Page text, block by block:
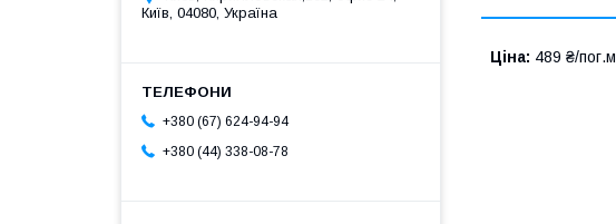
Ціна: 489 ₴/пог.м
Київ, 04080, Україна
+380 (67) 624-94-94
+380 (44) 338-08-78